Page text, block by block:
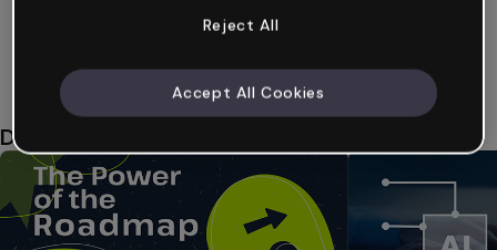
Mehr anzeigen (42)
Das könnte dir auch gefallen
Reject All
Accept All Cookies